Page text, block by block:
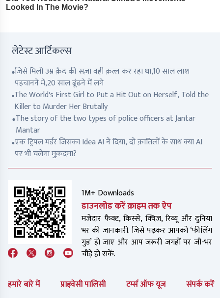
लेटेस्ट आर्टिकल्स
जिसे मिली उम्र क़ैद की सज़ा वही क़त्ल कर रहा था,10 साल लाश
पहचानने में,20 साल ढूंढने में लगे
The World's First Girl to Put a Hit Out on Herself, Told the
Killer to Murder Her Brutally
The story of the two types of police officers at Jantar
Mantar
एक ट्रिपल मर्डर जिसका Idea AI ने दिया, दो क़ातिलों के साथ क्या AI
पर भी चलेगा मुक़दमा?
1M+ Downloads
डाउनलोड करें क्राइम तक ऐप
मजेदार फैक्ट, किस्से, क्विज़, रिव्यू और दुनिया
भर की जानकारी. जिसे पढ़कर आपको ‘फीलिंग
गुड’ हो जाए और आप जरूरी जगहों पर जी-भर
चौड़े हो सकें.
हमारे बारे में प्राइवेसी पालिसी टर्म्स ऑफ यूज संपर्क करें